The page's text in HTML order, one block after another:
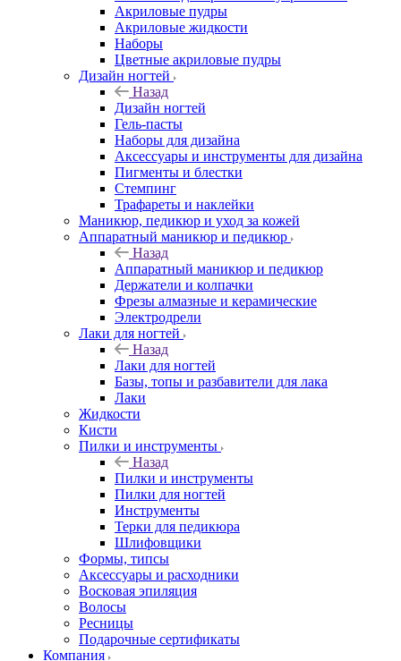
Акриловые пудры
Акриловые жидкости
Наборы
Цветные акриловые пудры
Дизайн ногтей
Назад
Дизайн ногтей
Гель-пасты
Наборы для дизайна
Аксессуары и инструменты для дизайна
Пигменты и блестки
Стемпинг
Трафареты и наклейки
Маникюр, педикюр и уход за кожей
Аппаратный маникюр и педикюр
Назад
Аппаратный маникюр и педикюр
Держатели и колпачки
Фрезы алмазные и керамические
Электродрели
Лаки для ногтей
Назад
Лаки для ногтей
Базы, топы и разбавители для лака
Лаки
Жидкости
Кисти
Пилки и инструменты
Назад
Пилки и инструменты
Пилки для ногтей
Инструменты
Терки для педикюра
Шлифовщики
Формы, типсы
Аксессуары и расходники
Восковая эпиляция
Волосы
Ресницы
Подарочные сертификаты
Компания